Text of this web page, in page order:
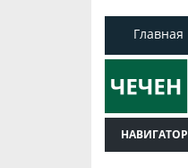
Главная
НАВИГАТОР